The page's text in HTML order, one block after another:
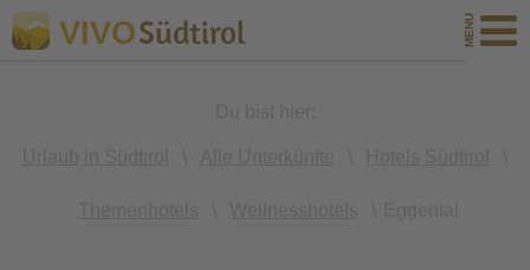
VIVOSüdtirol